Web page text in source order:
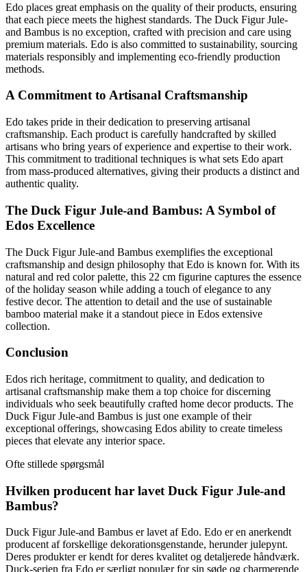
Edo places great emphasis on the quality of their products, ensuring
that each piece meets the highest standards. The Duck Figur Jule-
and Bambus is no exception, crafted with precision and care using
premium materials. Edo is also committed to sustainability, sourcing
materials responsibly and implementing eco-friendly production
methods.
A Commitment to Artisanal Craftsmanship
Edo takes pride in their dedication to preserving artisanal
craftsmanship. Each product is carefully handcrafted by skilled
artisans who bring years of experience and expertise to their work.
This commitment to traditional techniques is what sets Edo apart
from mass-produced alternatives, giving their products a distinct and
authentic quality.
The Duck Figur Jule-and Bambus: A Symbol of
Edos Excellence
The Duck Figur Jule-and Bambus exemplifies the exceptional
craftsmanship and design philosophy that Edo is known for. With its
natural and red color palette, this 22 cm figurine captures the essence
of the holiday season while adding a touch of elegance to any
festive decor. The attention to detail and the use of sustainable
bamboo material make it a standout piece in Edos extensive
collection.
Conclusion
Edos rich heritage, commitment to quality, and dedication to
artisanal craftsmanship make them a top choice for discerning
individuals who seek beautifully crafted home decor products. The
Duck Figur Jule-and Bambus is just one example of their
exceptional offerings, showcasing Edos ability to create timeless
pieces that elevate any interior space.
Ofte stillede spørgsmål
Hvilken producent har lavet Duck Figur Jule-and
Bambus?
Duck Figur Jule-and Bambus er lavet af Edo. Edo er en anerkendt
producent af forskellige dekorationsgenstande, herunder julepynt.
Deres produkter er kendt for deres kvalitet og detaljerede håndværk.
Duck-serien fra Edo er særligt populær for sin søde og charmerende